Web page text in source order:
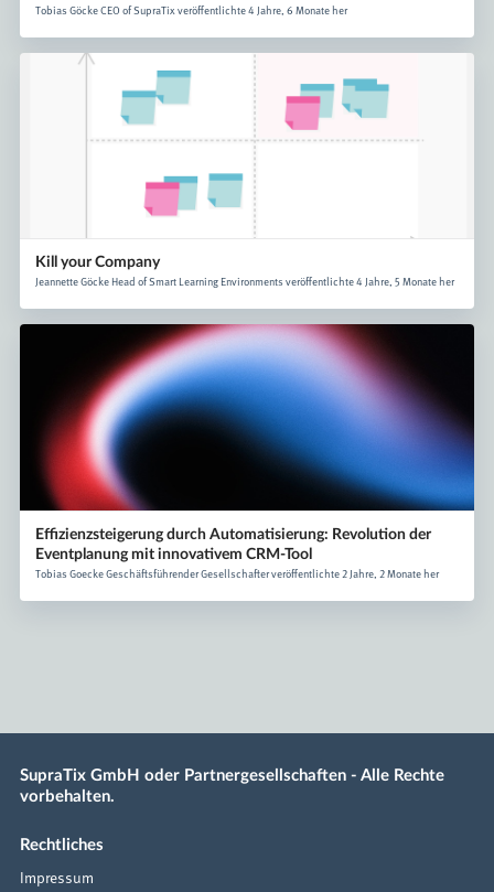
Tobias Göcke CEO of SupraTix veröffentlichte 4 Jahre, 6 Monate her
Kill your Company
Jeannette Göcke Head of Smart Learning Environments veröffentlichte 4 Jahre, 5 Monate her
Effizienzsteigerung durch Automatisierung: Revolution der
Eventplanung mit innovativem CRM-Tool
Tobias Goecke Geschäftsführender Gesellschafter veröffentlichte 2 Jahre, 2 Monate her
SupraTix GmbH oder Partnergesellschaften - Alle Rechte
vorbehalten.
Rechtliches
Impressum